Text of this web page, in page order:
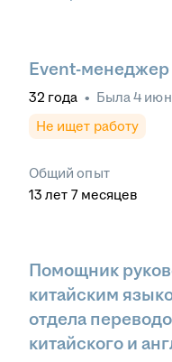
Event-менеджер
32 года • Была4
Не ищет работу
Общий опыт
13 лет 7 месяцев
Помощник
китайским
отдела
китайского и